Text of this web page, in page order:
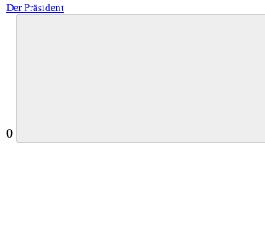
Der Präsident
0